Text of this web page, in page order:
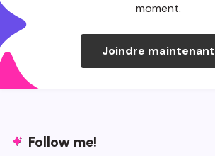
moment.
Joindre maintenant
Follow me!